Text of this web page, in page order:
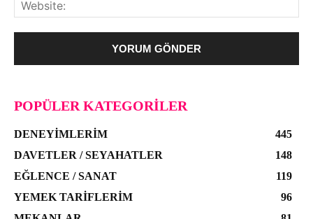
POPÜLER KATEGORILER
DENEYIMLERIM
445
DAVETLER / SEYAHATLER
148
EĞLENCE / SANAT
119
YEMEK TARIFLERIM
96